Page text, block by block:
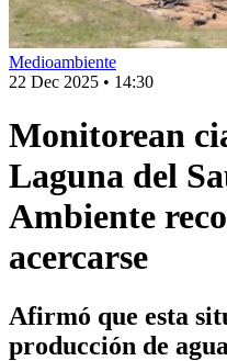
Medioambiente
22 Dec 2025 • 14:30
Monitorean
Laguna del
Ambiente
acercarse
Afirmó que esta
producción de